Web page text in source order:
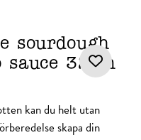
sourdough
sauce 32cm
kan du helt utan
skapa din